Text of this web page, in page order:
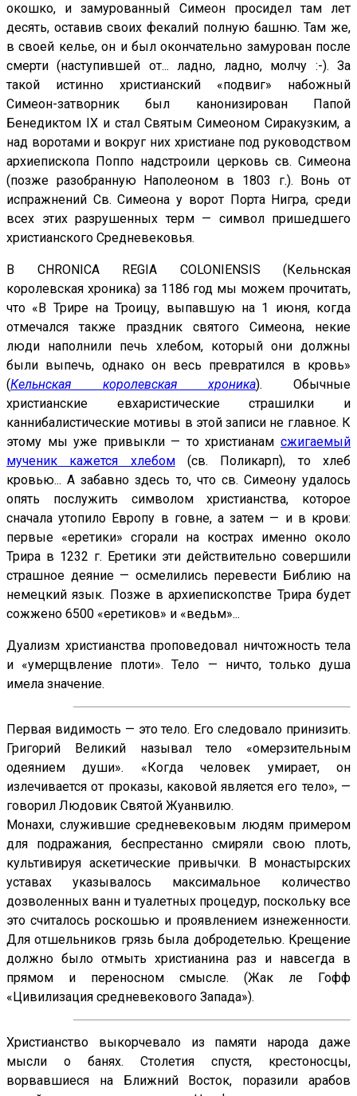
окошко, и замурованный Симеон просидел там лет
десять, оставив своих фекалий полную башню. Там же,
в своей келье, он и был окончательно замурован после
смерти (наступившей от... ладно, ладно, молчу :-). За
такой истинно христианский «подвиг» набожный
Симеон-затворник был канонизирован Папой
Бенедиктом IX и стал Святым Симеоном Сиракузким, а
над воротами и вокруг них христиане под руководством
архиепископа Поппо надстроили церковь св. Симеона
(позже разобранную Наполеоном в 1803 г.). Вонь от
испражнений Св. Симеона у ворот Порта Нигра, среди
всех этих разрушенных терм — символ пришедшего
христианского Средневековья.
В CHRONICA REGIA COLONIENSIS (Кельнская
королевская хроника) за 1186 год мы можем прочитать,
что «В Трире на Троицу, выпавшую на 1 июня, когда
отмечался также праздник святого Симеона, некие
люди наполнили печь хлебом, который они должны
были выпечь, однако он весь превратился в кровь»
(Кельнская королевская хроника). Обычные
христианские евхаристические страшилки и
каннибалистические мотивы в этой записи не главное. К
этому мы уже привыкли — то христианам сжигаемый
мученик кажется хлебом(св. Поликарп), то хлеб
кровью... А забавно здесь то, что св. Симеону удалось
опять послужить символом христианства, которое
сначала утопило Европу в говне, а затем — и в крови:
первые «еретики» сгорали на кострах именно около
Трира в 1232 г. Еретики эти действительно совершили
страшное деяние — осмелились перевести Библию на
немецкий язык. Позже в архиепископстве Трира будет
сожжено 6500 «еретиков» и «ведьм»...
Дуализм христианства проповедовал ничтожность тела
и «умерщвление плоти». Тело — ничто, только душа
имела значение.
Первая видимость — это тело. Его следовало принизить.
Григорий Великий называл тело «омерзительным
одеянием души». «Когда человек умирает, он
излечивается от проказы, каковой является его тело», —
говорил Людовик Святой Жуанвилю.
Монахи, служившие средневековым людям примером
для подражания, беспрестанно смиряли свою плоть,
культивируя аскетические привычки. В монастырских
уставах указывалось максимальное количество
дозволенных ванн и туалетных процедур, поскольку все
это считалось роскошью и проявлением изнеженности.
Для отшельников грязь была добродетелью. Крещение
должно было отмыть христианина раз и навсегда в
прямом и переносном смысле. (Жак ле Гофф
«Цивилизация средневекового Запада»).
Христианство выкорчевало из памяти народа даже
мысли о банях. Столетия спустя, крестоносцы,
ворвавшиеся на Ближний Восток, поразили арабов